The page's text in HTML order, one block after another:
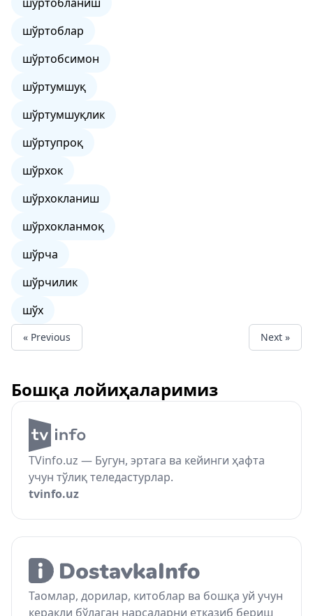
шўртоблар
шўртобсимон
шўртумшуқ
шўртумшуқлик
шўртупроқ
шўрхок
шўрхокланиш
шўрхокланмоқ
шўрча
шўрчилик
шўх
« Previous Next »
Бошқа лойиҳаларимиз
TVinfo.uz — Бугун, эртага ва кейинги ҳафта
учун тўлиқ теледастурлар.
tvinfo.uz
Таомлар, дорилар, китоблар ва бошқа уй учун
керакли бўлаган нарсаларни етказиб бериш